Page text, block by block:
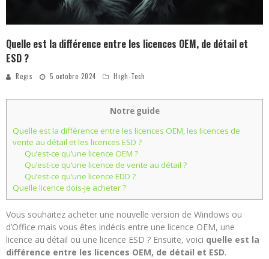
Quelle est la différence entre les licences OEM, de détail et
ESD ?
Regis 5 octobre 2024 High-Tech
Notre guide
Quelle est la différence entre les licences OEM, les licences de
vente au détail et les licences ESD ?
Qu’est-ce qu’une licence OEM ?
Qu’est-ce qu’une licence de vente au détail ?
Qu’est-ce qu’une licence EDD ?
Quelle licence dois-je acheter ?
Vous souhaitez acheter une nouvelle version de Windows ou
d’Office mais vous êtes indécis entre une licence OEM, une
licence au détail ou une licence ESD ? Ensuite, voici quelle est la
différence entre les licences OEM, de détail et ESD.